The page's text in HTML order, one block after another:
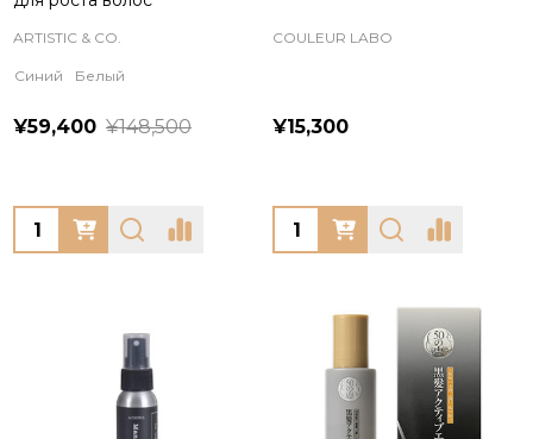
ARTISTIC & CO.
Синий Белый
¥59,400 ¥148,500
Quantity:
COULEUR LABO
¥15,300
Quantity: